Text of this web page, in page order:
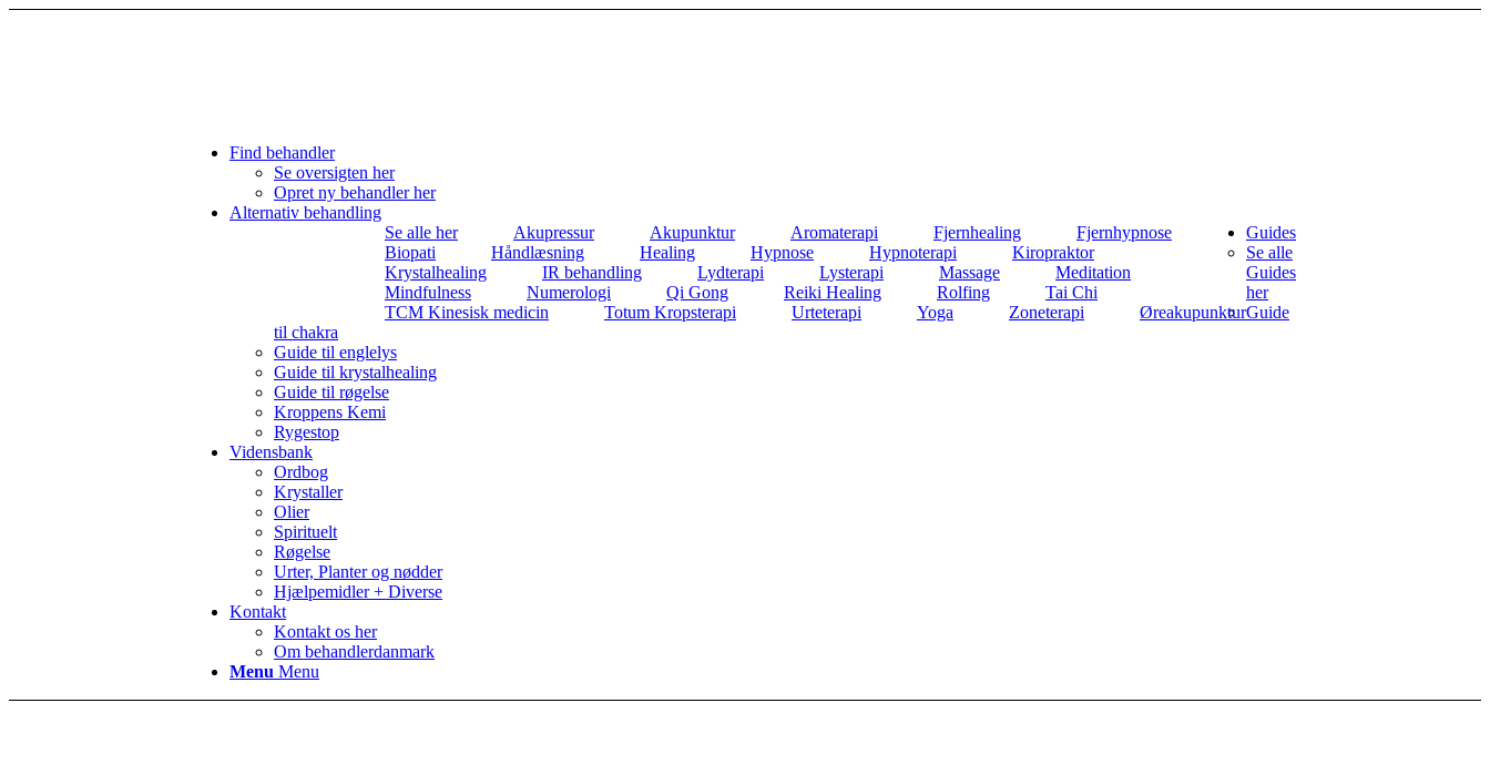
Find behandler
Se oversigten her
Opret ny behandler her
Alternativ behandling
Se alle her
Akupressur Akupunktur Aromaterapi Fjernhealing
Fjernhypnose
Biopati
Håndlæsning Healing Hypnose Hypnoterapi
Kiropraktor
Krystalhealing
IR behandling Lydterapi Lysterapi Massage
Meditation
Mindfulness
Numerologi Qi Gong Reiki Healing Rolfing
Tai Chi
TCM Kinesisk medicin
Totum Kropsterapi Urteterapi Yoga Zoneterapi Øreakupunktur
Guides
Se alle
Guides
her
Guide
til chakra
Guide til englelys
Guide til krystalhealing
Guide til røgelse
Kroppens Kemi
Rygestop
Vidensbank
Ordbog
Krystaller
Olier
Spirituelt
Røgelse
Urter, Planter og nødder
Hjælpemidler + Diverse
Kontakt
Kontakt os her
Om behandlerdanmark
Menu Menu